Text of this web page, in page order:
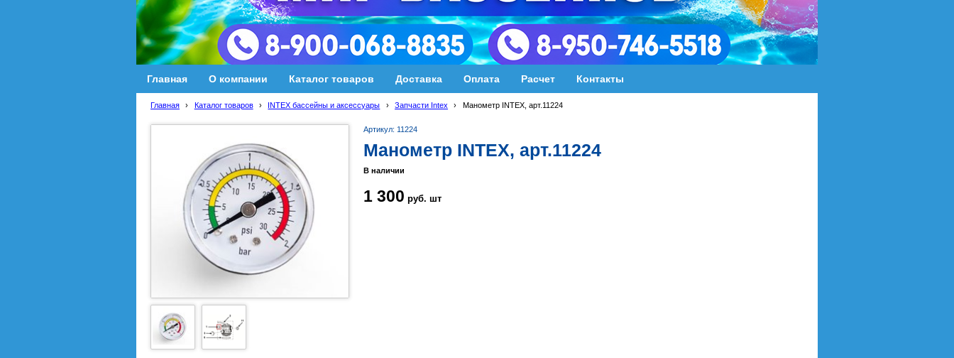
Главная О компании Каталог товаров Доставка Оплата Расчет Контакты
Главная › Каталог товаров › INTEX бассейны и аксессуары › Запчасти Intex › Манометр INTEX, арт.11224
Артикул: 11224
Манометр INTEX, арт.11224
В наличии
1 300 руб. шт